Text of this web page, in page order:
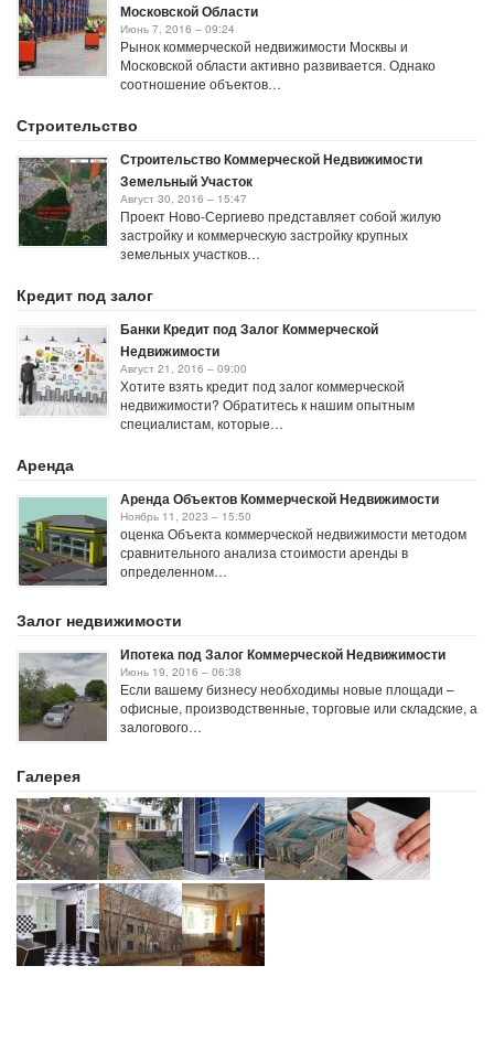
Московской Области
Июнь 7, 2016 – 09:24
Рынок коммерческой недвижимости Москвы и
Московской области активно развивается. Однако
соотношение объектов…
Строительство
Строительство Коммерческой Недвижимости
Земельный Участок
Август 30, 2016 – 15:47
Проект Ново-Сергиево представляет собой жилую
застройку и коммерческую застройку крупных
земельных участков…
Кредит под залог
Банки Кредит под Залог Коммерческой
Недвижимости
Август 21, 2016 – 09:00
Хотите взять кредит под залог коммерческой
недвижимости? Обратитесь к нашим опытным
специалистам, которые…
Аренда
Аренда Объектов Коммерческой Недвижимости
Ноябрь 11, 2023 – 15:50
оценка Объекта коммерческой недвижимости методом
сравнительного анализа стоимости аренды в
определенном…
Залог недвижимости
Ипотека под Залог Коммерческой Недвижимости
Июнь 19, 2016 – 06:38
Если вашему бизнесу необходимы новые площади –
офисные, производственные, торговые или складские, а
залогового…
Галерея